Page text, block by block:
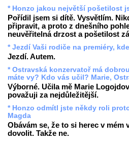
* Honzo jakou největší pošetilost
Pořídil jsem si dítě. Vysvětlím.
připravit, a proto z dnešního
neuvěřitelná drzost a pošetilost
* Jezdí Vaši rodiče na premiéry,
Jezdí. Autem.
* Ostravská konzervatoř má
máte vy? Kdo vás učil? Marie,
Výborné. Učila mě Marie
považuji za nejdůležitější.
* Honzo odmítl jste někdy roli
Magda
Obávám se, že to si herec v mém
dovolit. Takže ne.